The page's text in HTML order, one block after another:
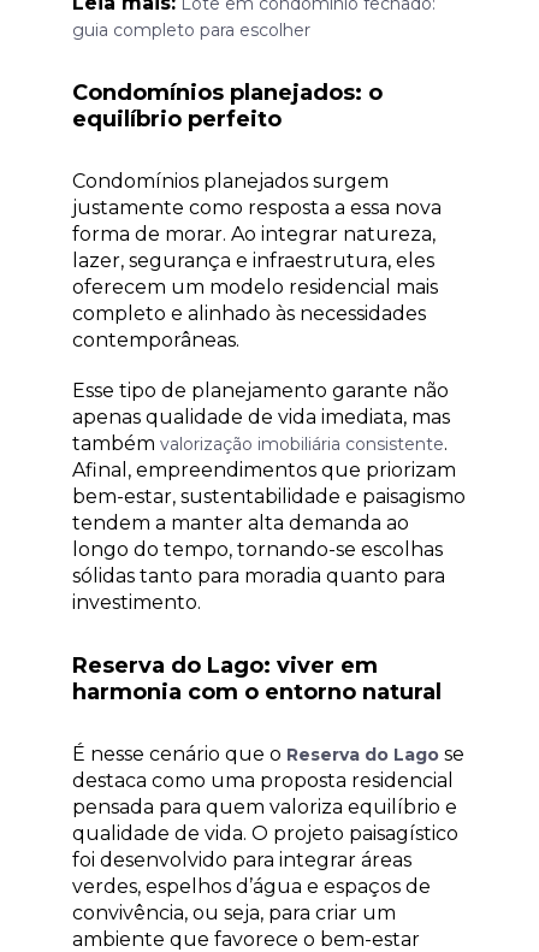
guia completo para escolher
Condomínios planejados: o
equilíbrio perfeito
Condomínios planejados surgem
justamente como resposta a essa nova
forma de morar. Ao integrar natureza,
lazer, segurança e infraestrutura, eles
oferecem um modelo residencial mais
completo e alinhado às necessidades
contemporâneas.
Esse tipo de planejamento garante não
apenas qualidade de vida imediata, mas
também valorização imobiliária consistente.
Afinal, empreendimentos que priorizam
bem-estar, sustentabilidade e paisagismo
tendem a manter alta demanda ao
longo do tempo, tornando-se escolhas
sólidas tanto para moradia quanto para
investimento.
Reserva do Lago: viver em
harmonia com o entorno natural
É nesse cenário que o Reserva do Lago se
destaca como uma proposta residencial
pensada para quem valoriza equilíbrio e
qualidade de vida. O projeto paisagístico
foi desenvolvido para integrar áreas
verdes, espelhos d’água e espaços de
convivência, ou seja, para criar um
ambiente que favorece o bem-estar